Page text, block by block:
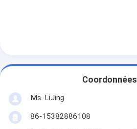
Coordonnées
Ms. LiJing
86-15382886108